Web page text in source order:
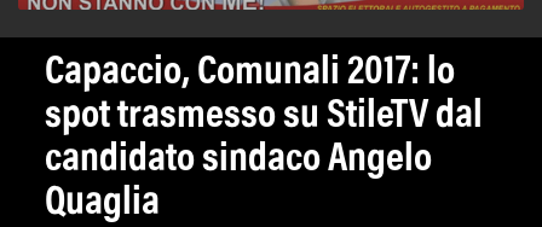
Capaccio, Comunali 2017: lo
spot trasmesso su StileTV dal
candidato sindaco Angelo
Quaglia